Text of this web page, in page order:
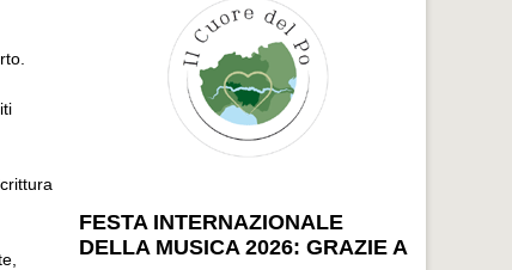
FESTA INTERNAZIONALE
DELLA MUSICA 2026: GRAZIE A